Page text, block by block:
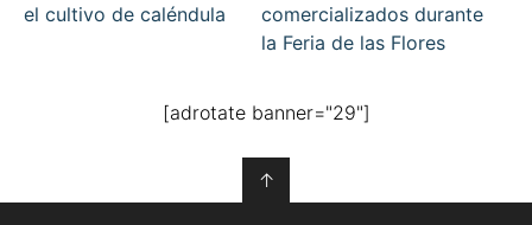
el cultivo de caléndula
comercializados durante
la Feria de las Flores
[adrotate banner="29"]
↑